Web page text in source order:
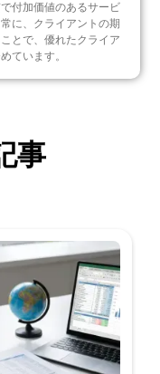
付加価値のあるサービ
に、クライアントの期
とで、優れたクライア
ています。
事